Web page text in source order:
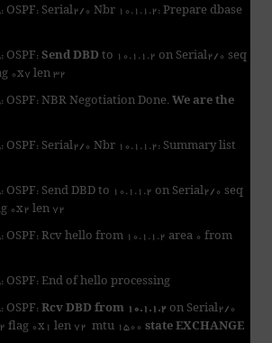
OSPF: Serial2/0 Nbr 10.1.1.2: Prepare dbase
OSPF:Send DBDto 10.1.1.2 on Serial2/0 seq
0x7 len 32
OSPF: NBR Negotiation Done.We are the
OSPF: Serial2/0 Nbr 10.1.1.2: Summary list
OSPF: Send DBD to 10.1.1.2 on Serial2/0 seq
0x2 len 72
OSPF: Rcv hello from 10.1.1.2 area 0 from
OSPF: End of hello processing
OSPF:Rcv DBD from 10.1.1.2 on Serial2/0
flag 0x1 len 72 mtu 1500 state EXCHANGE